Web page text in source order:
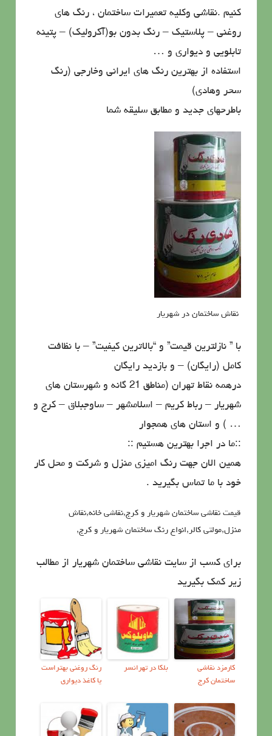
کنیم .نقاشی وکلیه تعمیرات ساختمان ، رنگ های
روغنی – پلاستیک – رنگ بدون بو(آکرولیک) – پتینه
تابلویی و دیواری و …
استفاده از بهترین رنگ های ایرانی وخارجی (رنگ
سحر وهادی)
باطرحهای جدید و مطابق سلیقه شما
نقاش ساختمان در شهریار
با ” نازلترین قیمت” و “بالاترین کیفیت” – با نظافت
کامل (رایگان) – و بازدید رایگان
درهمه نقاط تهران (مناطق 21 گانه و شهرستان های
شهریار – رباط کریم – اسلامشهر – ساوجبلاق – کرج و
… ) و استان های همجوار
::ما در اجرا بهترین هستیم ::
همین الان جهت رنگ امیزی منزل و شرکت و محل کار
خود با ما تماس بگیرید .
قیمت نقاشی ساختمان شهریار و کرج,نقاشی خانه,نقاش
منزل,مولتي كالر,انواع رنگ ساختمان شهریار و کرج,
برای کسب از سایت نقاشی ساختمان شهریار از مطالب
زیر کمک بگیرید
کارمزد نقاشی
ساختمان کرج
بلکا در تهرانسر
رنگ روغني بهتراست
يا كاغذ ديواري